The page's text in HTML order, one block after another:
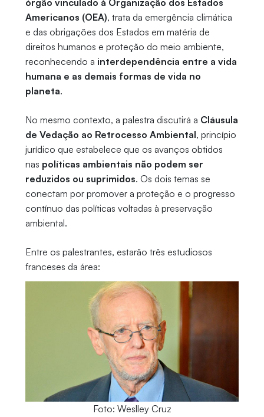
Americanos (OEA), trata da emergência climática
e das obrigações dos Estados em matéria de
direitos humanos e proteção do meio ambiente,
reconhecendo a interdependência entre a vida
humana e as demais formas de vida no
planeta.
No mesmo contexto, a palestra discutirá a Cláusula
de Vedação ao Retrocesso Ambiental, princípio
jurídico que estabelece que os avanços obtidos
nas políticas ambientais não podem ser
reduzidos ou suprimidos. Os dois temas se
conectam por promover a proteção e o progresso
contínuo das políticas voltadas à preservação
ambiental.
Entre os palestrantes, estarão três estudiosos
franceses da área:
Foto: Weslley Cruz